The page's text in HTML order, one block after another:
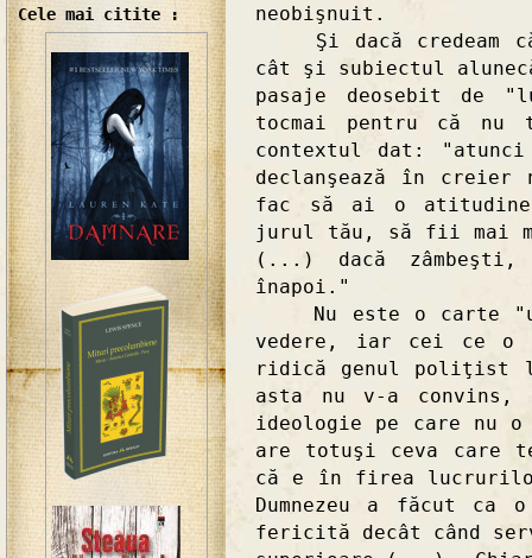
Cele mai citite :
neobişnuit.
Şi dacă credeam
cât şi subiectul
pasaje deosebit de
tocmai pentru că
contextul dat: "atunci
declanşează în
fac să ai o
jurul tău, să fii mai
(...) dacă zâmbeşti,
înapoi."
Nu este o carte
vedere, iar cei ce
ridică genul poliţist
asta nu v-a convins,
ideologie pe care nu o
are totuşi ceva care
că e în firea
Dumnezeu a făcut
fericită decât când